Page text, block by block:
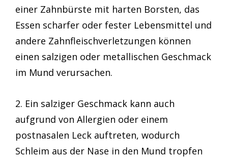
einer Zahnbürste mit harten Borsten, das
Essen scharfer oder fester Lebensmittel und
andere Zahnfleischverletzungen können
einen salzigen oder metallischen Geschmack
im Mund verursachen.
2. Ein salziger Geschmack kann auch
aufgrund von Allergien oder einem
postnasalen Leck auftreten, wodurch
Schleim aus der Nase in den Mund tropfen